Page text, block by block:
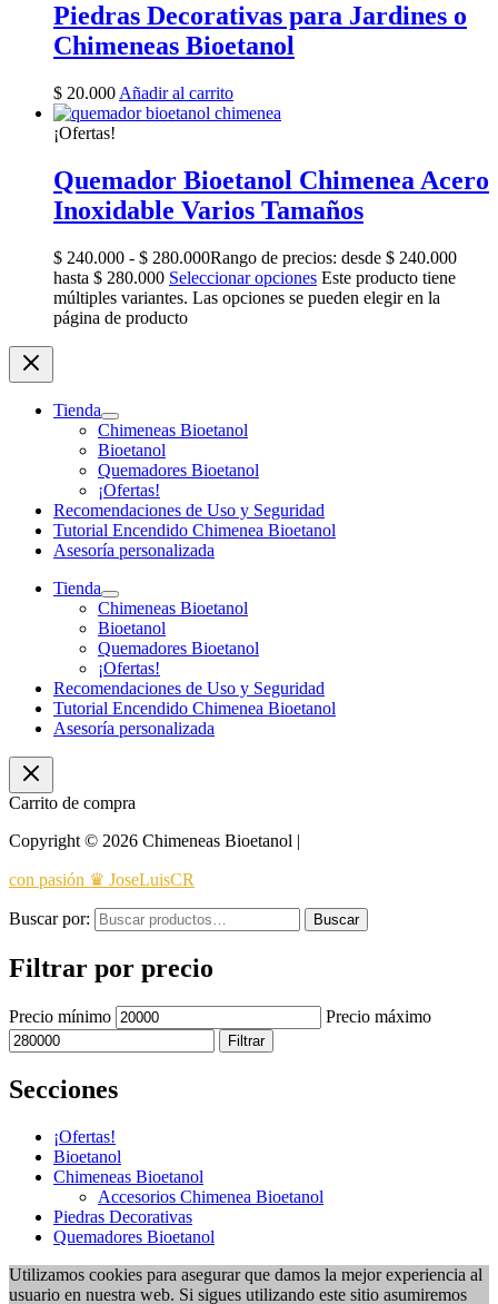
Piedras Decorativas para Jardines o
Chimeneas Bioetanol
$ 20.000 Añadir al carrito
¡Ofertas!
Quemador Bioetanol Chimenea Acero
Inoxidable Varios Tamaños
$ 240.000 - $ 280.000Rango de precios: desde $ 240.000
hasta $ 280.000 Seleccionar opciones Este producto tiene
múltiples variantes. Las opciones se pueden elegir en la
página de producto
Tienda
Chimeneas Bioetanol
Bioetanol
Quemadores Bioetanol
¡Ofertas!
Recomendaciones de Uso y Seguridad
Tutorial Encendido Chimenea Bioetanol
Asesoría personalizada
Tienda
Chimeneas Bioetanol
Bioetanol
Quemadores Bioetanol
¡Ofertas!
Recomendaciones de Uso y Seguridad
Tutorial Encendido Chimenea Bioetanol
Asesoría personalizada
Carrito de compra
Copyright © 2026 Chimeneas Bioetanol |
con pasión ♛ JoseLuisCR
Buscar por: Buscar
Filtrar por precio
Precio mínimo Precio máximo
Filtrar
Secciones
¡Ofertas!
Bioetanol
Chimeneas Bioetanol
Accesorios Chimenea Bioetanol
Piedras Decorativas
Quemadores Bioetanol
Utilizamos cookies para asegurar que damos la mejor experiencia al
usuario en nuestra web. Si sigues utilizando este sitio asumiremos